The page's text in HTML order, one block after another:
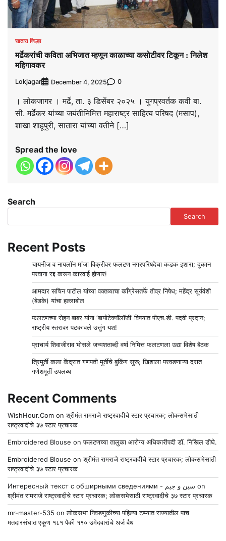
सातारा जिल्हा
मर्ढेकरांची कविता अभिजात म्हणून काळाच्या कसोटीवर टिकून : निलेश
महिगावकर
Lokjagar December 4, 2025 0
। लोकजागर । मर्ढे, ता. ३ डिसेंबर २०२५ । युगप्रवर्तक कवी बा.
सी. मर्ढेकर यांच्या जयंतीनिमित्त महाराष्ट्र साहित्य परिषद (मसाप),
शाखा शाहूपुरी, सातारा यांच्या वतीने […]
Spread the love
Search
Search
Recent Posts
चायनीज व नायलॉन मांजा विक्रीवर फलटण नगरपरिषदेचा कडक इशारा; दुकान
परवाना रद्द करून कारवाई होणार!
आमदार सचिन पाटील यांच्या वक्तव्याचा काँग्रेसतर्फे तीव्र निषेध; महेंद्र सूर्यवंशी
(बेडके) यांचा हल्लाबोल
फलटणच्या रोहन बाबर यांना ‘बायोटेक्नॉलॉजी’ विषयात पीएच.डी. पदवी प्रदान;
राष्ट्रीय स्तरावर पटकावले उत्तुंग यश!
प्राचार्य शिवाजीराव भोसले जन्मशताब्दी वर्षा निमित्त फलटणला उद्या विशेष बैठक
त्रिमुर्ती कला केंद्रात गणपती मूर्तींचे बुकिंग सुरू; खिशाला परवडणाऱ्या दरात
गणेशमूर्ती उपलब्ध
Recent Comments
WishHour.Com onश्रीमंत रामराजे राष्ट्रवादीचे स्टार प्रचारक; लोकसभेसाठी
राष्ट्रवादीचे ३७ स्टार प्रचारक
Embroidered Blouse onफलटणच्या तालुका आरोग्य अधिकारीपदी डॉ. निखिल डीघे.
Embroidered Blouse onश्रीमंत रामराजे राष्ट्रवादीचे स्टार प्रचारक; लोकसभेसाठी
राष्ट्रवादीचे ३७ स्टार प्रचारक
Интересный текст с обширными сведениями - سين و جيم on
श्रीमंत रामराजे राष्ट्रवादीचे स्टार प्रचारक; लोकसभेसाठी राष्ट्रवादीचे ३७ स्टार प्रचारक
mr-master-535 onलोकसभा निवडणुकीच्या पहिल्या टप्प्यात राज्यातील पाच
मतदारसंघात एकूण १८१ पैकी ११० उमेदवारांचे अर्ज वैध